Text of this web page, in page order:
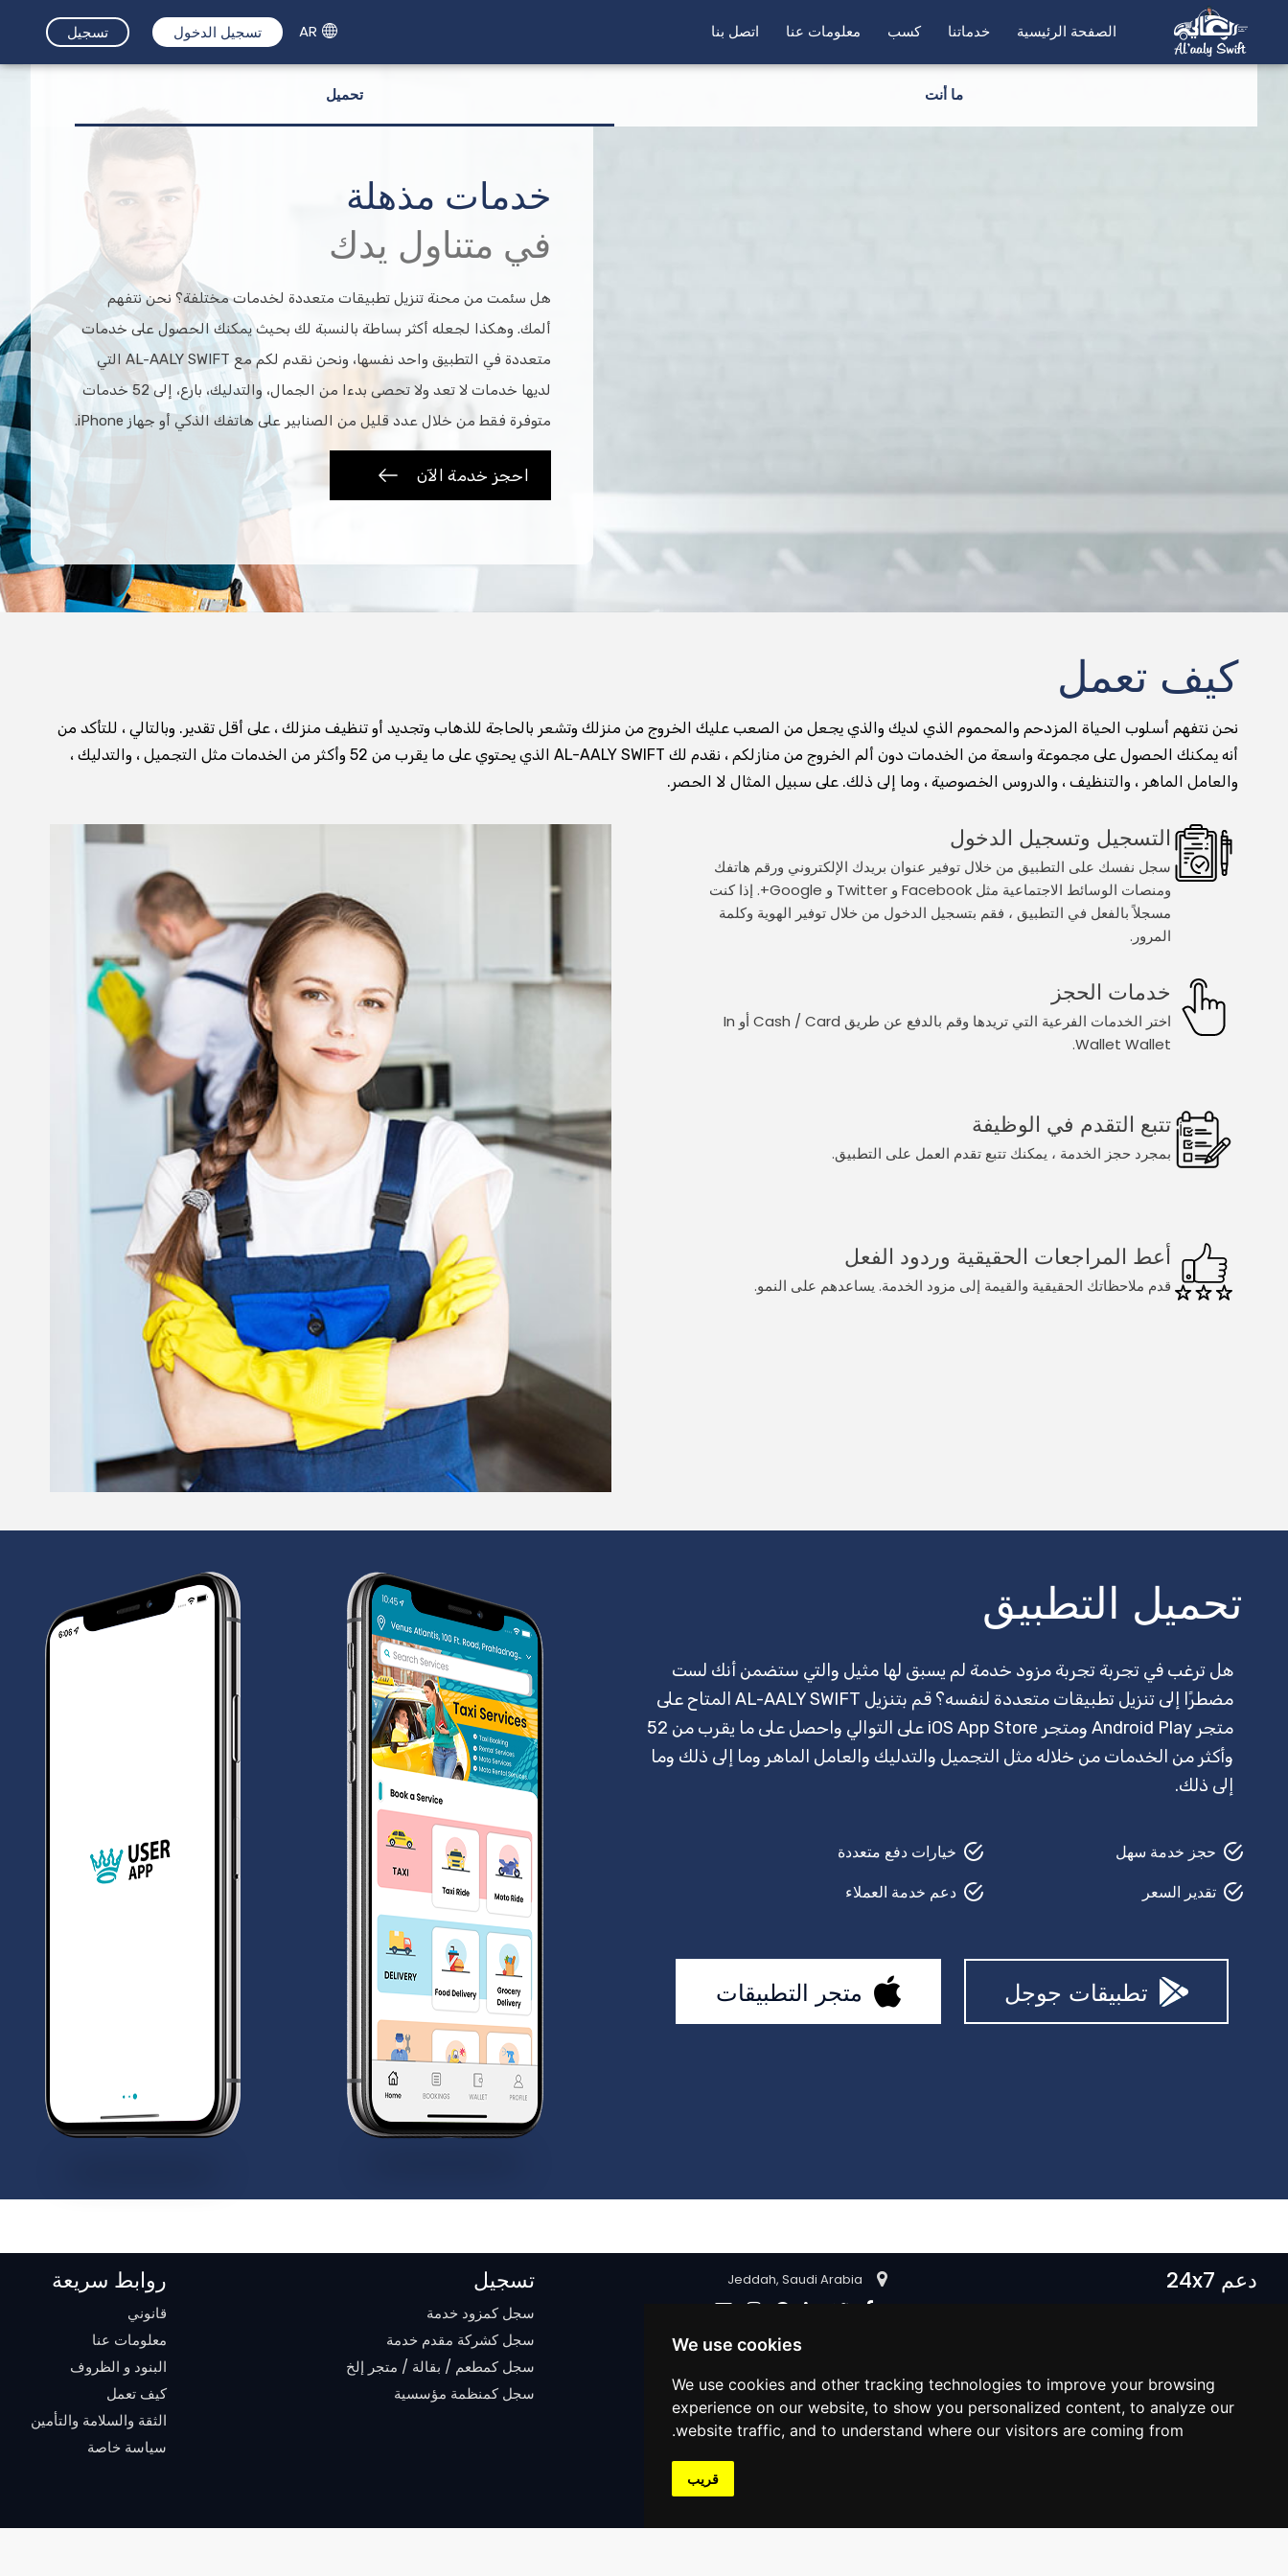
We use cookies
We use cookies and other tracking technologies to improve your browsing
experience on our website, to show you personalized content, to analyze our
website traffic, and to understand where our visitors are coming from.
قريب
الصفحة الرئيسية خدماتنا كسب معلومات عنا اتصل بنا AR تسجيل الدخول تسجيل
ما أنت تحميل
خدمات مذهلة
في متناول يدك
هل سئمت من محنة تنزيل تطبيقات متعددة لخدمات مختلفة؟ نحن نتفهم
ألمك. وهكذا لجعله أكثر بساطة بالنسبة لك بحيث يمكنك الحصول على خدمات
متعددة في التطبيق واحد نفسها، ونحن نقدم لكم مع AL-AALY SWIFT التي
لديها خدمات لا تعد ولا تحصى بدءا من الجمال، والتدليك، بارع، إلى 52 خدمات
متوفرة فقط من خلال عدد قليل من الصنابير على هاتفك الذكي أو جهاز iPhone.
احجز خدمة الآن
كيف تعمل
نحن نتفهم أسلوب الحياة المزدحم والمحموم الذي لديك والذي يجعل من الصعب عليك الخروج من منزلك وتشعر بالحاجة للذهاب وتجديد أو تنظيف منزلك ، على أقل تقدير. وبالتالي ، للتأكد من
أنه يمكنك الحصول على مجموعة واسعة من الخدمات دون ألم الخروج من منازلكم ، نقدم لك AL-AALY SWIFT الذي يحتوي على ما يقرب من 52 وأكثر من الخدمات مثل التجميل ، والتدليك ،
والعامل الماهر ، والتنظيف ، والدروس الخصوصية ، وما إلى ذلك. على سبيل المثال لا الحصر.
التسجيل وتسجيل الدخول
سجل نفسك على التطبيق من خلال توفير عنوان بريدك الإلكتروني ورقم هاتفك
ومنصات الوسائط الاجتماعية مثل Facebook و Twitter و Google+. إذا كنت
مسجلاً بالفعل في التطبيق ، فقم بتسجيل الدخول من خلال توفير الهوية وكلمة
المرور.
خدمات الحجز
اختر الخدمات الفرعية التي تريدها وقم بالدفع عن طريق Cash / Card أو In
Wallet Wallet.
تتبع التقدم في الوظيفة
بمجرد حجز الخدمة ، يمكنك تتبع تقدم العمل على التطبيق.
أعط المراجعات الحقيقية وردود الفعل
قدم ملاحظاتك الحقيقية والقيمة إلى مزود الخدمة. يساعدهم على النمو.
تحميل التطبيق
هل ترغب في تجربة تجربة مزود خدمة لم يسبق لها مثيل والتي ستضمن أنك لست
مضطرًا إلى تنزيل تطبيقات متعددة لنفسه؟ قم بتنزيل AL-AALY SWIFT المتاح على
متجر Android Play ومتجر iOS App Store على التوالي واحصل على ما يقرب من 52
وأكثر من الخدمات من خلاله مثل التجميل والتدليك والعامل الماهر وما إلى ذلك وما
إلى ذلك.
حجز خدمة سهل
خيارات دفع متعددة
تقدير السعر
دعم خدمة العملاء
تطبيقات جوجل متجر التطبيقات
دعم 24x7
+966559390647
support@alaaliswift.com
Jeddah, Saudi Arabia تسجيل
سجل كمزود خدمة
سجل كشركة مقدم خدمة
سجل كمطعم / بقالة / متجر إلخ
سجل كمنظمة مؤسسية
روابط سريعة
قانوني
معلومات عنا
البنود و الظروف
كيف تعمل
الثقة والسلامة والتأمين
سياسة خاصة